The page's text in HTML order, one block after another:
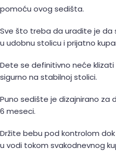
pomoću ovog sedišta.
Sve što treba da uradite je
u udobnu stolicu i prijatno
Dete se definitivno neće klizati
sigurno na stabilnoj stolici.
Puno sedište je dizajnirano za
6 meseci.
Držite bebu pod kontrolom
u vodi tokom svakodnevnog